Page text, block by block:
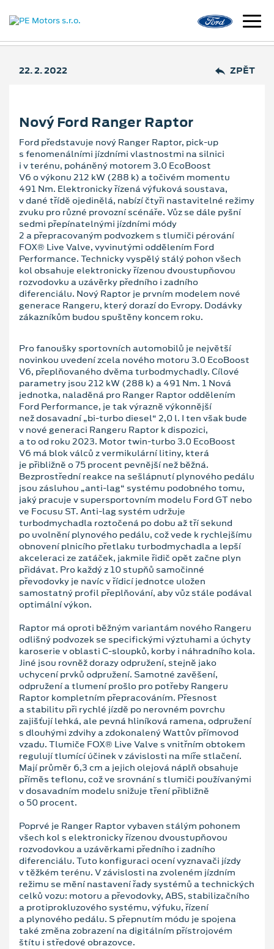
22. 2. 2022 ZPĚT
Nový Ford Ranger Raptor
Ford představuje nový Ranger Raptor, pick-up
s fenomenálními jízdními vlastnostmi na silnici
i v terénu, poháněný motorem 3.0 EcoBoost
V6 o výkonu 212 kW (288 k) a točivém momentu
491 Nm. Elektronicky řízená výfuková soustava,
v dané třídě ojedinělá, nabízí čtyři nastavitelné režimy
zvuku pro různé provozní scénáře. Vůz se dále pyšní
sedmi přepínatelnými jízdními módy
2 a přepracovaným podvozkem s tlumiči pérování
FOX® Live Valve, vyvinutými oddělením Ford
Performance. Technicky vyspělý stálý pohon všech
kol obsahuje elektronicky řízenou dvoustupňovou
rozvodovku a uzávěrky předního i zadního
diferenciálu. Nový Raptor je prvním modelem nové
generace Rangeru, který dorazí do Evropy. Dodávky
zákazníkům budou spuštěny koncem roku.
Pro fanoušky sportovních automobilů je největší
novinkou uvedení zcela nového motoru 3.0 EcoBoost
V6, přeplňovaného dvěma turbodmychadly. Cílové
parametry jsou 212 kW (288 k) a 491 Nm. 1 Nová
jednotka, naladěná pro Ranger Raptor oddělením
Ford Performance, je tak výrazně výkonnější
než dosavadní „bi-turbo diesel“ 2,0 l. I ten však bude
v nové generaci Rangeru Raptor k dispozici,
a to od roku 2023. Motor twin-turbo 3.0 EcoBoost
V6 má blok válců z vermikulární litiny, která
je přibližně o 75 procent pevnější než běžná.
Bezprostřední reakce na sešlápnutí plynového pedálu
jsou zásluhou „anti-lag“ systému podobného tomu,
jaký pracuje v supersportovním modelu Ford GT nebo
ve Focusu ST. Anti-lag systém udržuje
turbodmychadla roztočená po dobu až tří sekund
po uvolnění plynového pedálu, což vede k rychlejšímu
obnovení plnicího přetlaku turbodmychadla a lepší
akceleraci ze zatáček, jakmile řidič opět začne plyn
přidávat. Pro každý z 10 stupňů samočinné
převodovky je navíc v řídicí jednotce uložen
samostatný profil přeplňování, aby vůz stále podával
optimální výkon.
Raptor má oproti běžným variantám nového Rangeru
odlišný podvozek se specifickými výztuhami a úchyty
karoserie v oblasti C-sloupků, korby i náhradního kola.
Jiné jsou rovněž dorazy odpružení, stejně jako
uchycení prvků odpružení. Samotné zavěšení,
odpružení a tlumení prošlo pro potřeby Rangeru
Raptor kompletním přepracováním. Přesnost
a stabilitu při rychlé jízdě po nerovném povrchu
zajišťují lehká, ale pevná hliníková ramena, odpružení
s dlouhými zdvihy a zdokonalený Wattův přímovod
vzadu. Tlumiče FOX® Live Valve s vnitřním obtokem
regulují tlumící účinek v závislosti na míře stlačení.
Mají průměr 6,3 cm a jejich olejová náplň obsahuje
příměs teflonu, což ve srovnání s tlumiči používanými
v dosavadním modelu snižuje tření přibližně
o 50 procent.
Poprvé je Ranger Raptor vybaven stálým pohonem
všech kol s elektronicky řízenou dvoustupňovou
rozvodovkou a uzávěrkami předního i zadního
diferenciálu. Tuto konfiguraci ocení vyznavači jízdy
v těžkém terénu. V závislosti na zvoleném jízdním
režimu se mění nastavení řady systémů a technických
celků vozu: motoru a převodovky, ABS, stabilizačního
a protiprokluzového systému, výfuku, řízení
a plynového pedálu. S přepnutím módu je spojena
také změna zobrazení na digitálním přístrojovém
štítu i středové obrazovce.